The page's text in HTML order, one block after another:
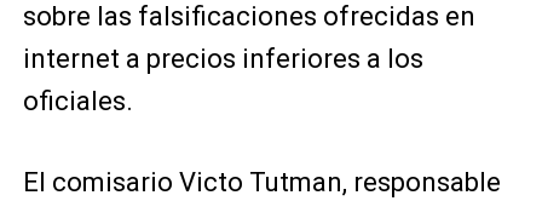
sobre las falsificaciones ofrecidas en
internet a precios inferiores a los
oficiales.
El comisario Victo Tutman, responsable